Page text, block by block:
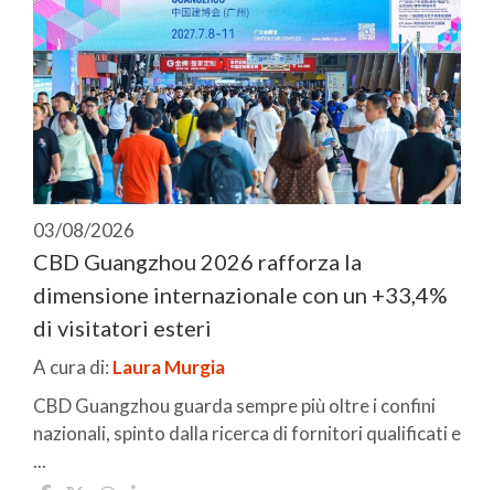
03/08/2026
CBD Guangzhou 2026 rafforza la
dimensione internazionale con un +33,4%
di visitatori esteri
A cura di: Laura Murgia
CBD Guangzhou guarda sempre più oltre i confini
nazionali, spinto dalla ricerca di fornitori qualificati e
...